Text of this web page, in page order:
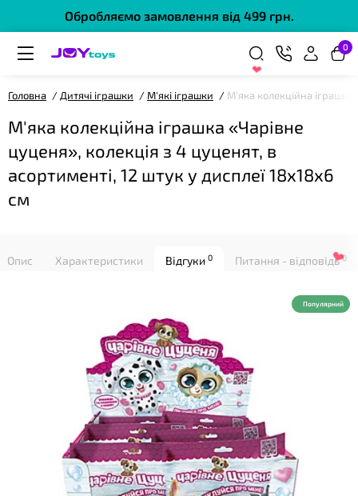
Обробляємо замовлення від 499 грн.
0
Головна Дитячі іграшки М'які іграшки М'яка колекційна іграшка
М'яка колекційна іграшка «Чарівне
цуценя», колекція з 4 цуценят, в
асортименті, 12 штук у дисплеї 18х18х6
см
Опис Характеристики Відгуки 0 Питання - відповідь0
Популярний